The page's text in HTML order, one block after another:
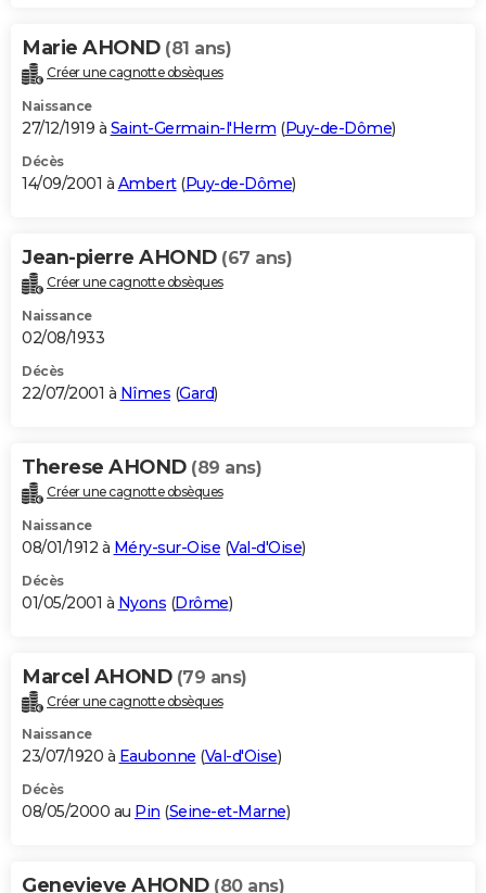
Marie AHOND (81 ans)
Créer une cagnotte obsèques
Naissance
27/12/1919 à Saint-Germain-l'Herm (Puy-de-Dôme)
Décès
14/09/2001 à Ambert(Puy-de-Dôme)
Jean-pierre AHOND (67 ans)
Créer une cagnotte obsèques
Naissance
02/08/1933
Décès
22/07/2001 à Nîmes (Gard)
Therese AHOND (89 ans)
Créer une cagnotte obsèques
Naissance
08/01/1912 à Méry-sur-Oise (Val-d'Oise)
Décès
01/05/2001 à Nyons (Drôme)
Marcel AHOND (79 ans)
Créer une cagnotte obsèques
Naissance
23/07/1920 à Eaubonne (Val-d'Oise)
Décès
08/05/2000 au Pin (Seine-et-Marne)
Genevieve AHOND (80 ans)